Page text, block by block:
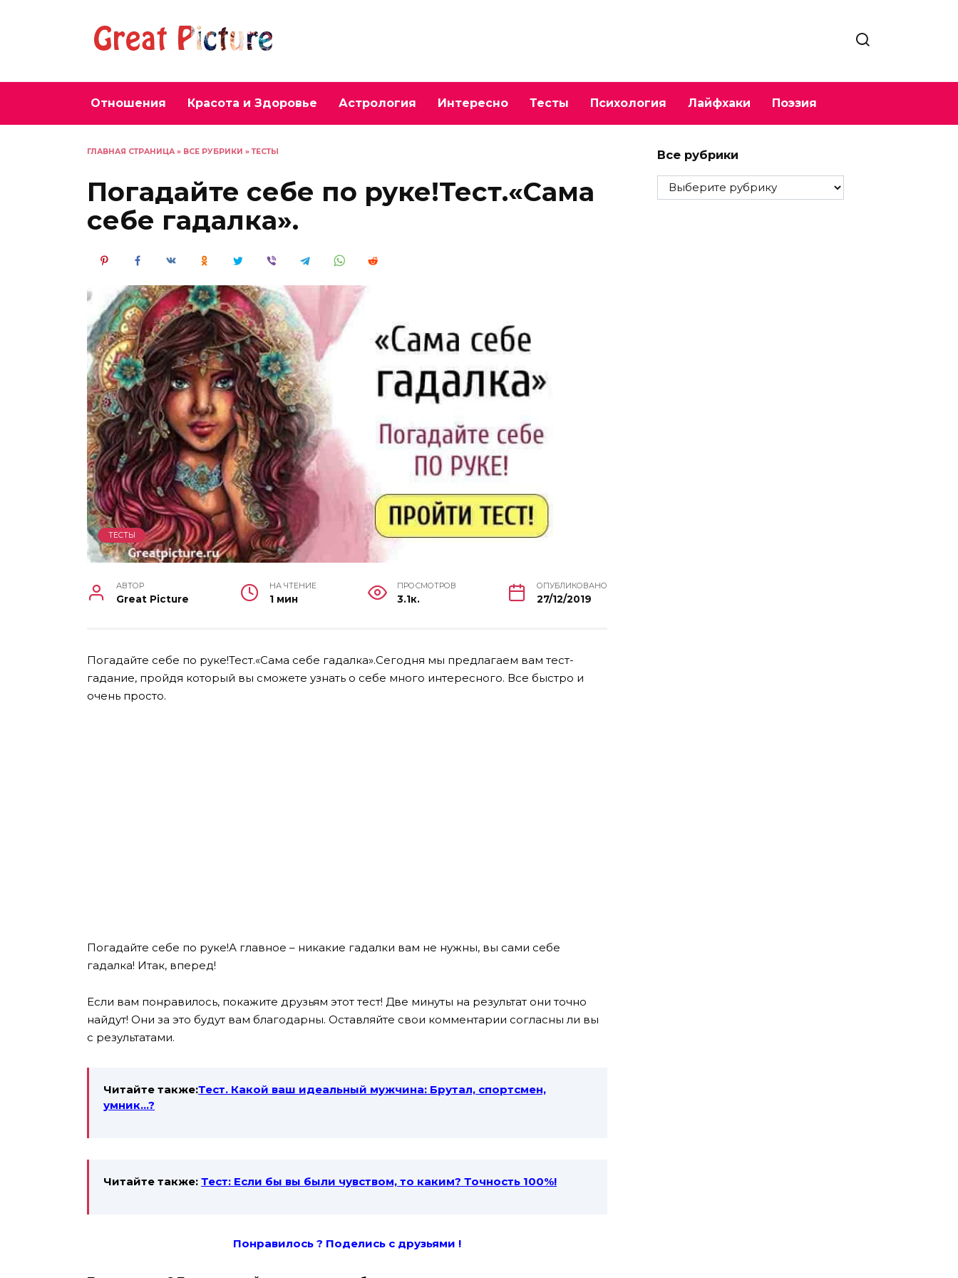
Отношения Красота и Здоровье Астрология Интересно Тесты Психология Лайфхаки Поэзия
ГЛАВНАЯ СТРАНИЦА » ВСЕ РУБРИКИ »ТЕСТЫ
Погадайте себе по руке!Тест.«Сама
себе гадалка».
ТЕСТЫ
АВТОР
Great Picture
НА ЧТЕНИЕ
1 мин
ПРОСМОТРОВ
3.1к.
ОПУБЛИКОВАНО
27/12/2019
Погадайте себе по руке!Тест.«Сама себе гадалка».Сегодня мы предлагаем вам тест-
гадание, пройдя который вы сможете узнать о себе много интересного. Все быстро и
очень просто.
Погадайте себе по руке!А главное – никакие гадалки вам не нужны, вы сами себе
гадалка! Итак, вперед!
Если вам понравилось, покажите друзьям этот тест! Две минуты на результат они точно
найдут! Они за это будут вам благодарны. Оставляйте свои комментарии согласны ли вы
с результатами.
Читайте также:Тест. Какой ваш идеальный мужчина: Брутал, спортсмен,
умник…?
Читайте также: Тест: Если бы вы были чувством, то каким? Точность 100%!
Понравилось ? Поделись с друзьями !
Все рубрики
Все
рубрики